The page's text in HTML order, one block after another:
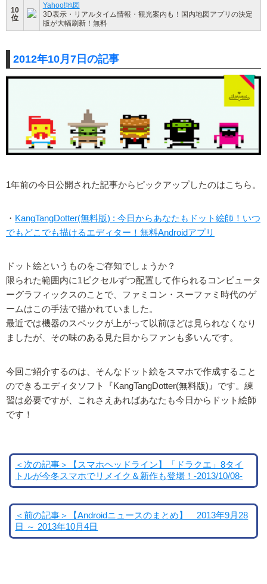
10
位
Yahoo!地図
3D表示・リアルタイム情報・観光案内も！国内地図アプリの決定
版が大幅刷新！無料
2012年10月7日の記事
1年前の今日公開された記事からピックアップしたのはこちら。
・ KangTangDotter(無料版) : 今日からあなたもドット絵師！いつ
でもどこでも描けるエディター！無料Androidアプリ
ドット絵というものをご存知でしょうか？
限られた範囲内に1ピクセルずつ配置して作られるコンピュータ
ーグラフィックスのことで、ファミコン・スーファミ時代のゲ
ームはこの手法で描かれていました。
最近では機器のスペックが上がって以前ほどは見られなくなり
ましたが、その味のある見た目からファンも多いんです。
今回ご紹介するのは、そんなドット絵をスマホで作成すること
のできるエディタソフト『KangTangDotter(無料版)』です。練
習は必要ですが、これさえあればあなたも今日からドット絵師
です！
＜次の記事＞【スマホヘッドライン】「ドラクエ」8タイ
トルが今冬スマホでリメイク＆新作も登場！-2013/10/08-
＜前の記事＞【Androidニュースのまとめ】 2013年9月28
日 ～ 2013年10月4日